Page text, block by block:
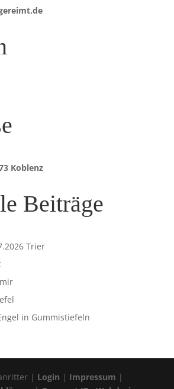
Koblenz
Beiträge
Trier
in Gummistiefeln
| Login | Impressum |